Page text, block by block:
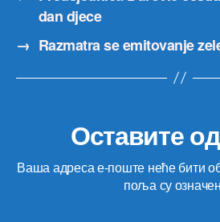
dan djece
→ Razmatra se emitovanje
Оставите
Ваша адреса е-поште неће бити
поља су